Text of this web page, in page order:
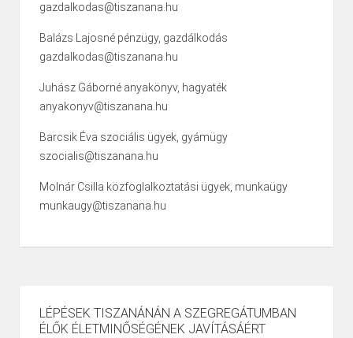
gazdalkodas@tiszanana.hu
Balázs Lajosné pénzügy, gazdálkodás
gazdalkodas@tiszanana.hu
Juhász Gáborné anyakönyv, hagyaték
anyakonyv@tiszanana.hu
Barcsik Éva szociális ügyek, gyámügy
szocialis@tiszanana.hu
Molnár Csilla közfoglalkoztatási ügyek, munkaügy
munkaugy@tiszanana.hu
LÉPÉSEK TISZANÁNÁN A SZEGREGÁTUMBAN
ÉLŐK ÉLETMINŐSÉGÉNEK JAVÍTÁSÁÉRT